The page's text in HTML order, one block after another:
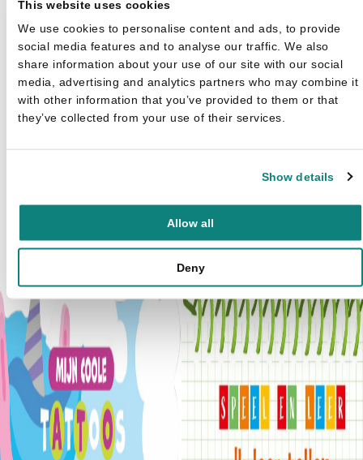
This website uses cookies
We use cookies to personalise content and ads, to provide
social media features and to analyse our traffic. We also
share information about your use of our site with our social
media, advertising and analytics partners who may combine it
with other information that you’ve provided to them or that
they’ve collected from your use of their services.
Show details
Allow all
Deny
Linda Bertola
Vermenigvuldigen met
Assepoester & Co - Word
wiskid